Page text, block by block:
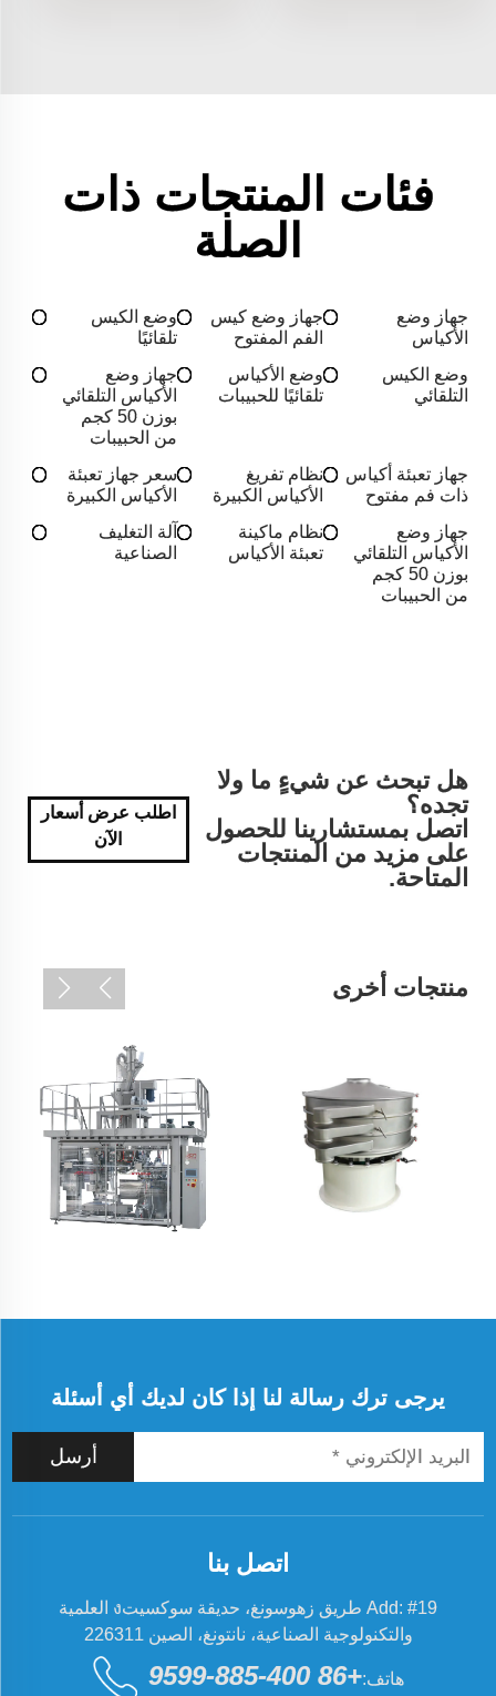
فئات المنتجات ذات
الصلة
جهاز وضع
الأكياس
جهاز وضع كيس
الفم المفتوح
وضع الكيس
تلقائيًا
وضع الكيس
التلقائي
وضع الأكياس
تلقائيًا للحبيبات
جهاز وضع
الأكياس التلقائي
بوزن 50 كجم
من الحبيبات
جهاز تعبئة أكياس
ذات فم مفتوح
نظام تفريغ
الأكياس الكبيرة
سعر جهاز تعبئة
الأكياس الكبيرة
جهاز وضع
الأكياس التلقائي
بوزن 50 كجم
من الحبيبات
نظام ماكينة
تعبئة الأكياس
آلة التغليف
الصناعية
هل تبحث عن شيءٍ ما ولا
تجده؟
اتصل بمستشارينا للحصول
على مزيد من المنتجات
المتاحة.
اطلب عرض أسعار
الآن
منتجات أخرى
يرجى ترك رسالة لنا إذا كان لديك أي أسئلة
أرسل
اتصل بنا
Add: #19 طريق زهوسونغ، حديقة سوكسيتง العلمية
والتكنولوجية الصناعية، نانتونغ، الصين 226311
هاتف:+86 400-885-9599